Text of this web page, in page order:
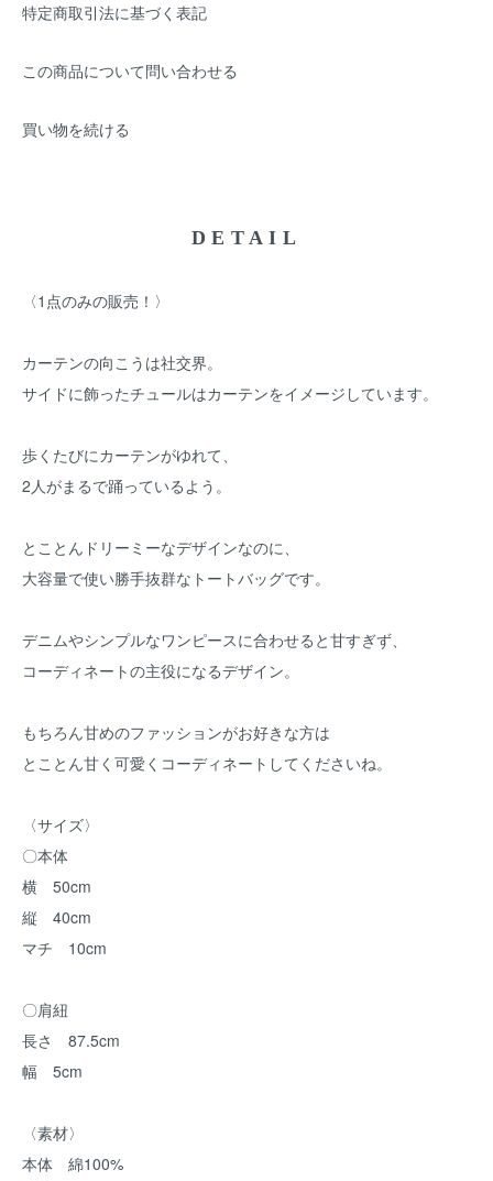
特定商取引法に基づく表記
この商品について問い合わせる
買い物を続ける
DETAIL
〈1点のみの販売！〉
カーテンの向こうは社交界。
サイドに飾ったチュールはカーテンをイメージしています。
歩くたびにカーテンがゆれて、
2人がまるで踊っているよう。
とことんドリーミーなデザインなのに、
大容量で使い勝手抜群なトートバッグです。
デニムやシンプルなワンピースに合わせると甘すぎず、
コーディネートの主役になるデザイン。
もちろん甘めのファッションがお好きな方は
とことん甘く可愛くコーディネートしてくださいね。
〈サイズ〉
〇本体
横 50cm
縦 40cm
マチ 10cm
〇肩紐
長さ 87.5cm
幅 5cm
〈素材〉
本体 綿100%